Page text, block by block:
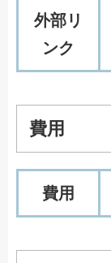
外部リ
ンク
費用
費用